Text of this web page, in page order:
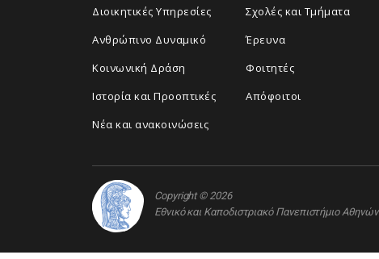
Διοικητικές Υπηρεσίες
Ανθρώπινο Δυναμικό
Κοινωνική Δράση
Ιστορία και Προοπτικές
Νέα και ανακοινώσεις
Σχολές και Τμήματα
Έρευνα
Φοιτητές
Απόφοιτοι
Copyright © 2026
Εθνικό και Καποδιστριακό Πανεπιστήμιο Αθηνών